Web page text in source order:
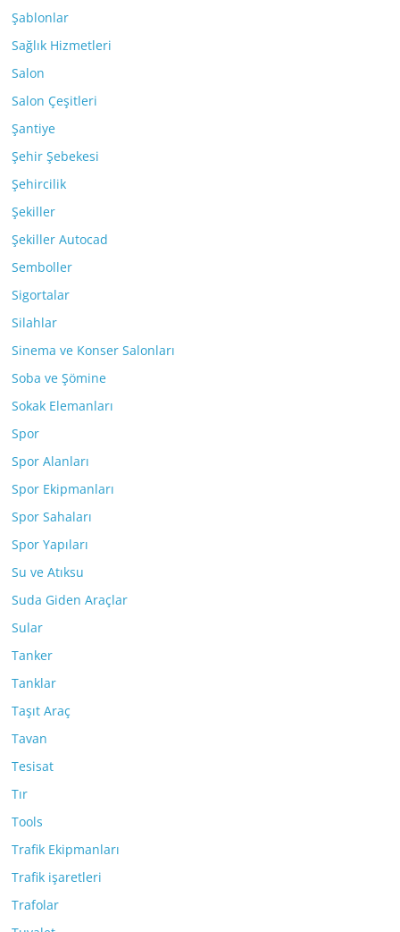
Şablonlar
Sağlık Hizmetleri
Salon
Salon Çeşitleri
Şantiye
Şehir Şebekesi
Şehircilik
Şekiller
Şekiller Autocad
Semboller
Sigortalar
Silahlar
Sinema ve Konser Salonları
Soba ve Şömine
Sokak Elemanları
Spor
Spor Alanları
Spor Ekipmanları
Spor Sahaları
Spor Yapıları
Su ve Atıksu
Suda Giden Araçlar
Sular
Tanker
Tanklar
Taşıt Araç
Tavan
Tesisat
Tır
Tools
Trafik Ekipmanları
Trafik işaretleri
Trafolar